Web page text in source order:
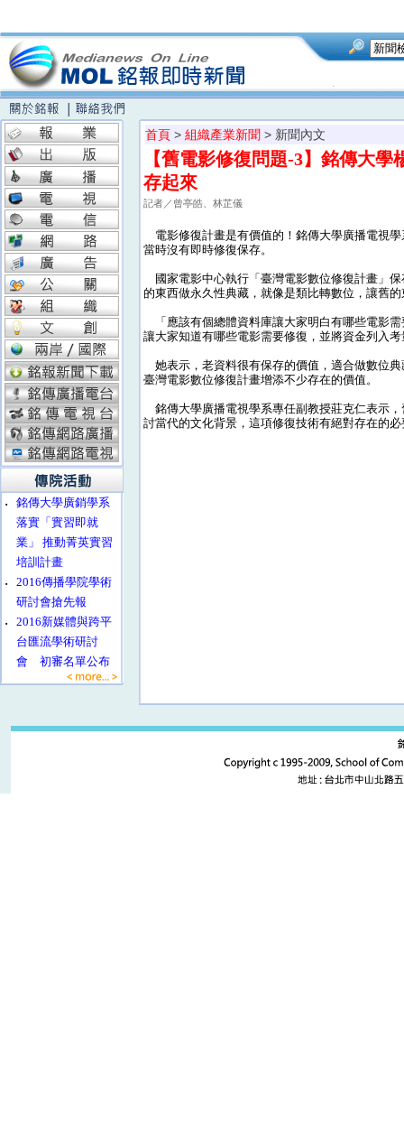
‧
銘傳大學廣銷學系
落實「實習即就
業」 推動菁英實習
培訓計畫
‧
2016傳播學院學術
研討會搶先報
‧
2016新媒體與跨平
台匯流學術研討
會 初審名單公布
首頁 > 組織產業新聞 > 新聞內文
【舊電影修復問題-3】銘傳大
存起來
記者／曾亭皓、林芷儀
電影修復計畫是有價值的！銘傳大學廣播電視
當時沒有即時修復保存。
國家電影中心執行「臺灣電影數位修復計畫」
的東西做永久性典藏，就像是類比轉數位，讓舊
「應該有個總體資料庫讓大家明白有哪些電影
讓大家知道有哪些電影需要修復，並將資金列入
她表示，老資料很有保存的價值，適合做數位
臺灣電影數位修復計畫增添不少存在的價值。
銘傳大學廣播電視學系專任副教授莊克仁表示
討當代的文化背景，這項修復技術有絕對存在的